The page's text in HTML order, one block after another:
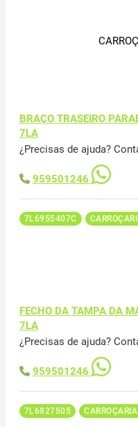
BRAÇO TRASEIRO
7LA
¿Precisas de ajuda?
959501246
7L6955407C
FECHO DA TAMPA DA
7LA
¿Precisas de ajuda?
959501246
7L6827505